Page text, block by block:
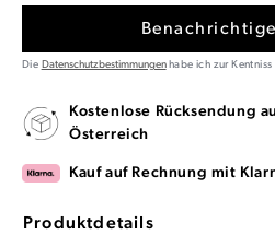
Die Datenschutzbestimmungenhabe ich zur Kentniss
Kostenlose Rücksendung
Österreich
Kauf auf Rechnung mit
Produktdetails